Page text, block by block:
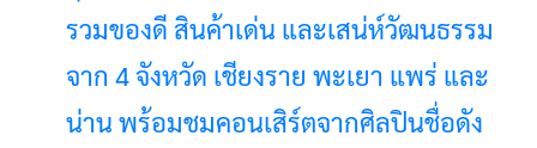
รวมของดี สินค้าเด่น และเสน่ห์วัฒนธรรม
จาก 4 จังหวัด เชียงราย พะเยา แพร่ และ
น่าน พร้อมชมคอนเสิร์ตจากศิลปินชื่อดัง